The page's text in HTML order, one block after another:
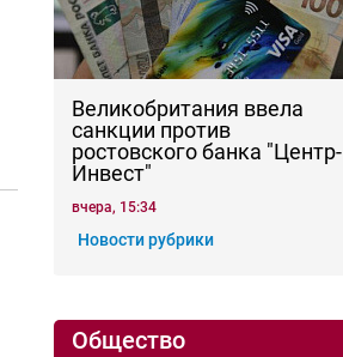
Великобритания ввела
санкции против
ростовского банка "Центр-
Инвест"
вчера, 15:34
Новости рубрики
Общество